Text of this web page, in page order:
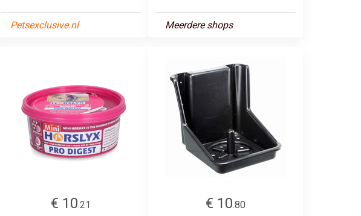
Petsexclusive.nl Meerdere shops
€ 10.21
€ 10.80